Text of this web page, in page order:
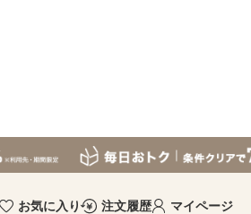
お気に入り 注文履歴 マイページ